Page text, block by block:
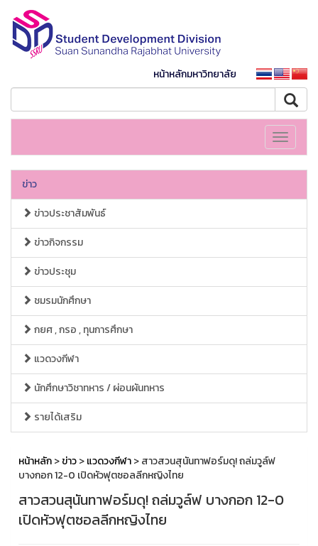
หน้าหลักมหาวิทยาลัย
Toggle
ข่าว
ข่าวประชาสัมพันธ์
ข่าวกิจกรรม
ข่าวประชุม
ชมรมนักศึกษา
กยศ , กรอ , ทุนการศึกษา
แวดวงกีฬา
นักศึกษาวิชาทหาร / ผ่อนผันทหาร
รายได้เสริม
หน้าหลัก>ข่าว>แวดวงกีฬา> สาวสวนสุนันทาฟอร์มดุ! ถล่มวูล์ฟ
บางกอก 12-0 เปิดหัวฟุตซอลลีกหญิงไทย
สาวสวนสุนันทาฟอร์มดุ! ถล่มวูล์ฟ บางกอก 12-0
เปิดหัวฟุตซอลลีกหญิงไทย